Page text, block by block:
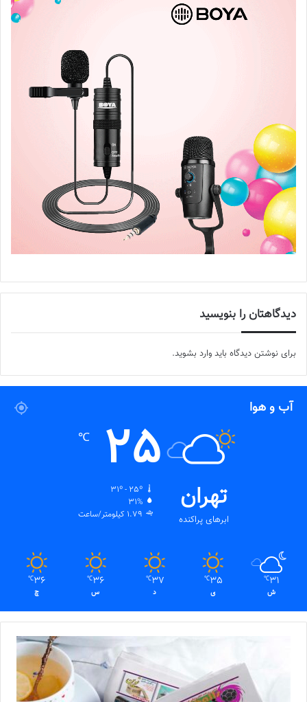
دیدگاهتان را بنویسید
برای نوشتن دیدگاه باید وارد بشوید.
آب و هوا
تهران
ابرهای پراکنده
25
℃
31º - 25º
31%
1.79 کیلومتر/ساعت
31
℃
ش
35
℃
ی
37
℃
د
36
℃
س
36
℃
چ